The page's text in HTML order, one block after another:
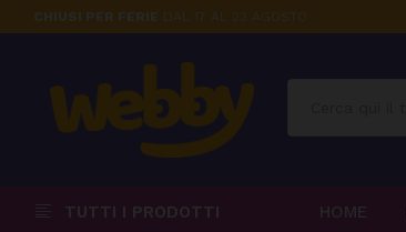
CHIUSI PER FERIE DAL 17 AL 23 AGOSTO
TUTTI I PRODOTTI HOME